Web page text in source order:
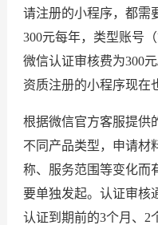
请注册的小程序，都需
300元每年，类型账号
微信认证审核费为300
资质注册的小程序现在
根据微信官方客服提供
不同产品类型，申请材
称、服务范围等变化而
要单独发起。认证审核
认证到期前的3个月、2